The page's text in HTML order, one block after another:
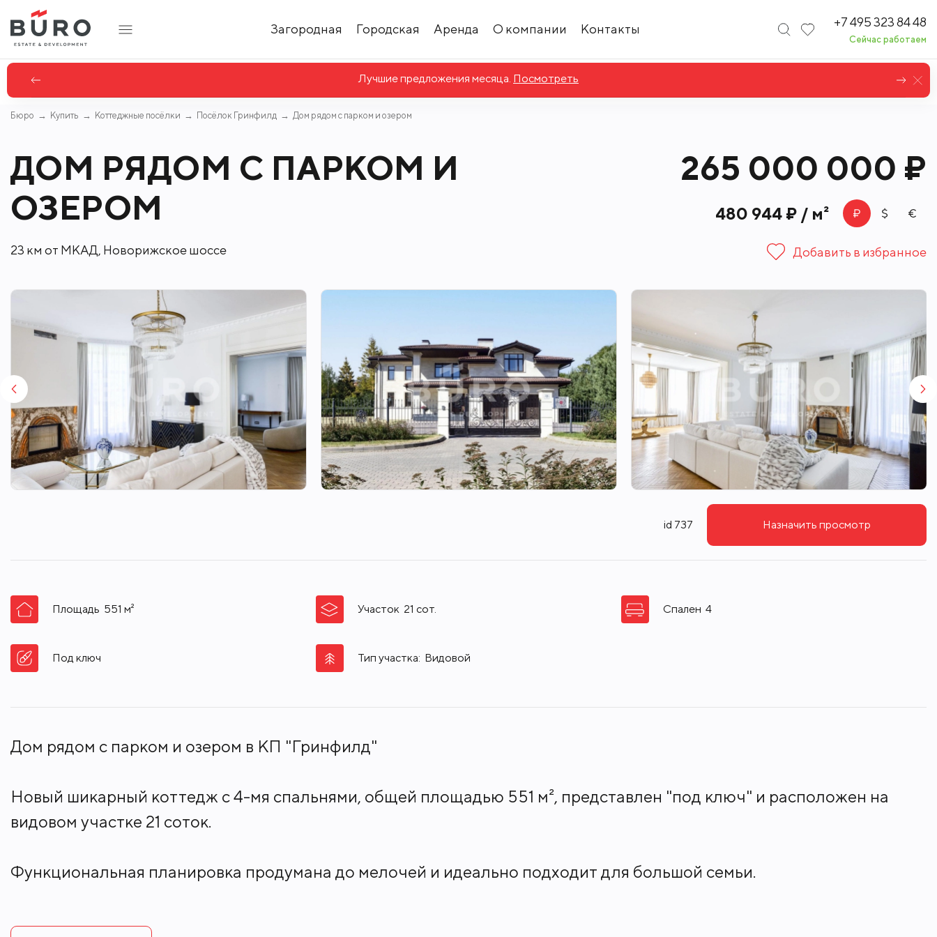
Загородная Городская Аренда О компании Контакты +7 495 323 84 48
Сейчас работаем
Лучшие предложения месяца. Посмотреть
Бюро Купить Коттеджные посёлки Посёлок Гринфилд Дом рядом с парком и озером
ДОМ РЯДОМ С ПАРКОМ И
ОЗЕРОМ
23 км от МКАД, Новорижское шоссе Добавить в избранное
265 000 000 ₽
480 944 ₽ / м²
id 737 Назначить просмотр
Площадь 551 м² Участок 21 сот. Спален 4
Под ключ Тип участка: Видовой
Дом рядом с парком и озером в КП "Гринфилд"
Новый шикарный коттедж с 4-мя спальнями, общей площадью 551 м², представлен "под ключ" и расположен на
видовом участке 21 соток.
Функциональная планировка продумана до мелочей и идеально подходит для большой семьи.
Первый этаж: холл, кухня, столовая, гостиная с камином, кабинет, который может служить дополнительной